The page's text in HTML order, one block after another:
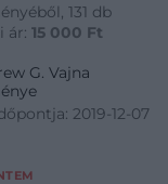
131 db
ár: 15 000 Ft
G. Vajna
2019-12-07